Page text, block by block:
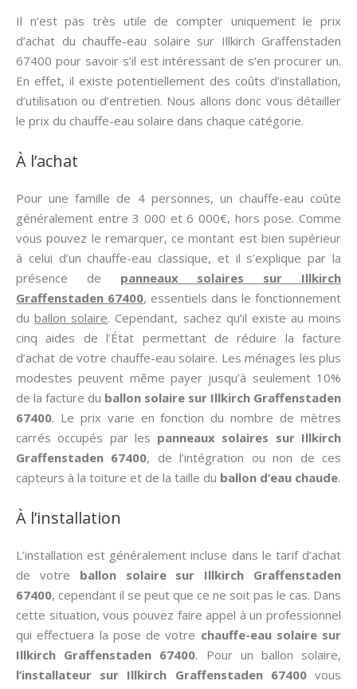
Il n’est pas très utile de compter uniquement le prix
d’achat du chauffe-eau solaire sur Illkirch Graffenstaden
67400 pour savoir s’il est intéressant de s’en procurer un.
En effet, il existe potentiellement des coûts d’installation,
d’utilisation ou d’entretien. Nous allons donc vous détailler
le prix du chauffe-eau solaire dans chaque catégorie.
À l’achat
Pour une famille de 4 personnes, un chauffe-eau coûte
généralement entre 3 000 et 6 000€, hors pose. Comme
vous pouvez le remarquer, ce montant est bien supérieur
à celui d’un chauffe-eau classique, et il s’explique par la
présence de panneaux solaires sur Illkirch
Graffenstaden 67400, essentiels dans le fonctionnement
duballon solaire. Cependant, sachez qu’il existe au moins
cinq aides de l’État permettant de réduire la facture
d’achat de votre chauffe-eau solaire. Les ménages les plus
modestes peuvent même payer jusqu’à seulement 10%
de la facture du ballon solaire sur Illkirch Graffenstaden
67400. Le prix varie en fonction du nombre de mètres
carrés occupés par les panneaux solaires sur Illkirch
Graffenstaden 67400, de l’intégration ou non de ces
capteurs à la toiture et de la taille du ballon d’eau chaude.
À l’installation
L’installation est généralement incluse dans le tarif d’achat
de votre ballon solaire sur Illkirch Graffenstaden
67400, cependant il se peut que ce ne soit pas le cas. Dans
cette situation, vous pouvez faire appel à un professionnel
qui effectuera la pose de votre chauffe-eau solaire sur
Illkirch Graffenstaden 67400. Pour un ballon solaire,
l’installateur sur Illkirch Graffenstaden 67400vous